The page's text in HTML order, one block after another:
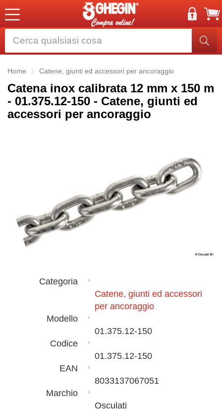
Home Catene, giunti ed accessori per ancoraggio
Catena inox calibrata 12 mm x 150 m
- 01.375.12-150 - Catene, giunti ed
accessori per ancoraggio
Categoria
Catene, giunti ed accessori
per ancoraggio
Modello
01.375.12-150
Codice
01.375.12-150
EAN
8033137067051
Marchio
Osculati